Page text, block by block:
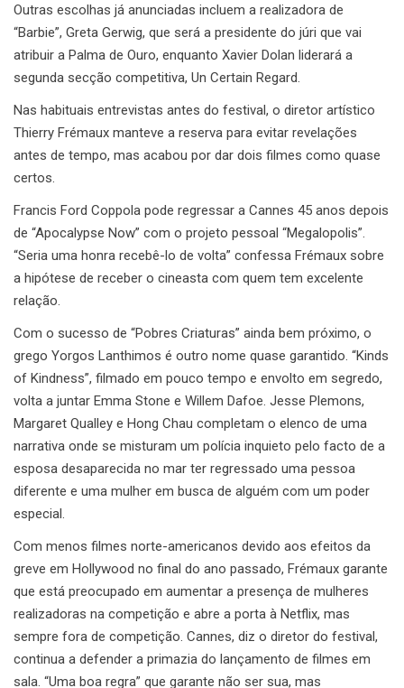
Outras escolhas já anunciadas incluem a realizadora de
“Barbie”, Greta Gerwig, que será a presidente do júri que vai
atribuir a Palma de Ouro, enquanto Xavier Dolan liderará a
segunda secção competitiva, Un Certain Regard.
Nas habituais entrevistas antes do festival, o diretor artístico
Thierry Frémaux manteve a reserva para evitar revelações
antes de tempo, mas acabou por dar dois filmes como quase
certos.
Francis Ford Coppola pode regressar a Cannes 45 anos depois
de “Apocalypse Now” com o projeto pessoal “Megalopolis”.
“Seria uma honra recebê-lo de volta” confessa Frémaux sobre
a hipótese de receber o cineasta com quem tem excelente
relação.
Com o sucesso de “Pobres Criaturas” ainda bem próximo, o
grego Yorgos Lanthimos é outro nome quase garantido. “Kinds
of Kindness”, filmado em pouco tempo e envolto em segredo,
volta a juntar Emma Stone e Willem Dafoe. Jesse Plemons,
Margaret Qualley e Hong Chau completam o elenco de uma
narrativa onde se misturam um polícia inquieto pelo facto de a
esposa desaparecida no mar ter regressado uma pessoa
diferente e uma mulher em busca de alguém com um poder
especial.
Com menos filmes norte-americanos devido aos efeitos da
greve em Hollywood no final do ano passado, Frémaux garante
que está preocupado em aumentar a presença de mulheres
realizadoras na competição e abre a porta à Netflix, mas
sempre fora de competição. Cannes, diz o diretor do festival,
continua a defender a primazia do lançamento de filmes em
sala. “Uma boa regra” que garante não ser sua, mas